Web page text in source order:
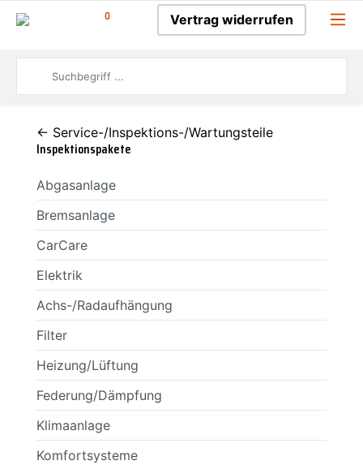
0 Vertrag widerrufen
← Service-/Inspektions-/Wartungsteile
Inspektionspakete
Abgasanlage
Bremsanlage
CarCare
Elektrik
Achs-/Radaufhängung
Filter
Heizung/Lüftung
Federung/Dämpfung
Klimaanlage
Komfortsysteme